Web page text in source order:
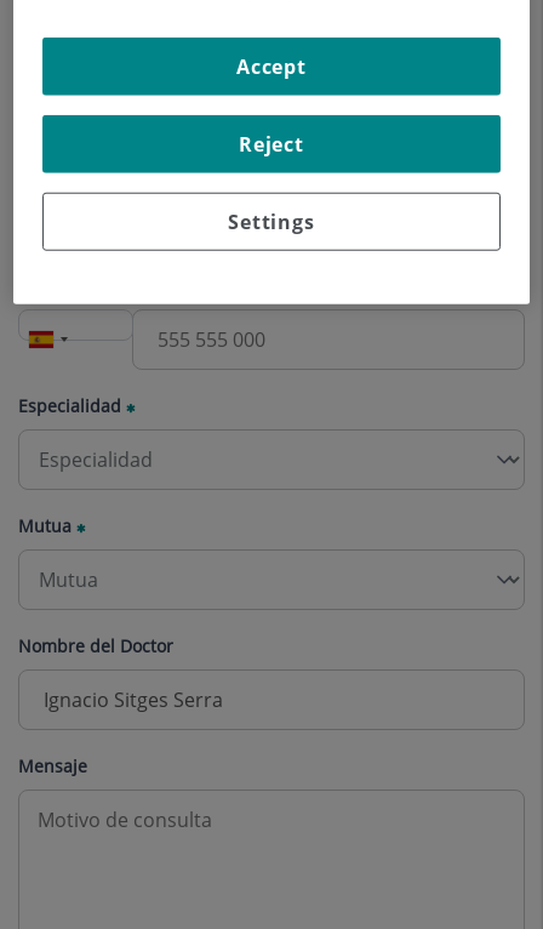
Apellidos
Correo electrónico
Especialidad
Mutua
Nombre del Doctor
Mensaje
Settings
Reject
Accept